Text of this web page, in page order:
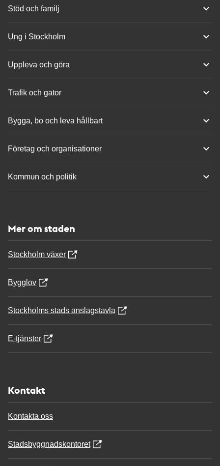
Stöd och familj
Ung i Stockholm
Uppleva och göra
Trafik och gator
Bygga, bo och leva hållbart
Företag och organisationer
Kommun och politik
Mer om staden
Stockholm växer
Bygglov
Stockholms stads anslagstavla
E-tjänster
Kontakt
Kontakta oss
Stadsbyggnadskontoret